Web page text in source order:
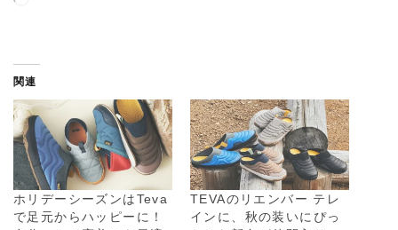
中
…
関連
ホリデーシーズンはTeva
で足元からハッピーに！
TEVAのリエンバー テレ
インに、秋の装いにぴっ